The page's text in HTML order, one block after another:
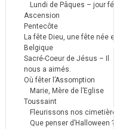
Lundi de Pâques – jour férié
Ascension
Pentecôte
La fête Dieu, une fête née en
Belgique
Sacré-Coeur de Jésus – Il
nous a aimés.
Où fêter l’Assomption
Marie, Mère de l’Eglise
Toussaint
Fleurissons nos cimetières
Que penser d’Halloween ?